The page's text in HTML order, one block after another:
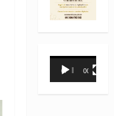
Reproductor
00:00 00:31